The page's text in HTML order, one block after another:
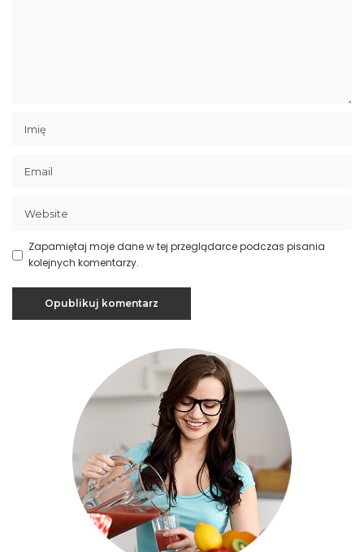
Zapamiętaj moje dane w tej przeglądarce podczas pisania
kolejnych komentarzy.